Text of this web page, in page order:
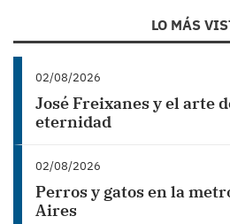
LO MÁS
02/08/2026
José Freixanes y el arte
eternidad
02/08/2026
Perros y gatos en la
Aires